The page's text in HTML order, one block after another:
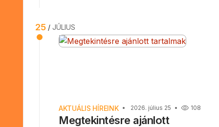
25 JÚLIUS
AKTUÁLIS HÍREINK 2026. július 25 108
Megtekintésre ajánlott